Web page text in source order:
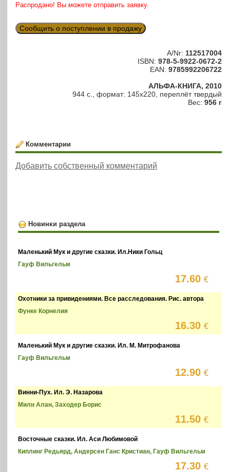
Распродано! Вы можете отправить заявку.
Сообщить о поступлении в продажу
A/Nr: 112517004
ISBN: 978-5-9922-0672-2
EAN: 9785992206722
АЛЬФА-КНИГА, 2010
944 с., формат: 145х220, переплёт твердый
Вес: 956 г
Комментарии
Добавить собственный комментарий
Новинки раздела
Маленький Мук и другие сказки. Ил.Ники Гольц
Гауф Вильгельм
17.60€
Охотники за привидениями. Все расследования. Рис. автора
Функе Корнелия
16.30€
Маленький Мук и другие сказки. Ил. М. Митрофанова
Гауф Вильгельм
12.90€
Винни-Пух. Ил. Э. Назарова
Милн Алан, Заходер Борис
11.50€
Восточные сказки. Ил. Аси Любимовой
Киплинг Редьярд, Андерсен Ганс Кристиан, Гауф Вильгельм
17.30€